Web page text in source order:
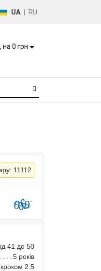
UA RU
на 0 грн
11112
41 до 50
5 років
2.5